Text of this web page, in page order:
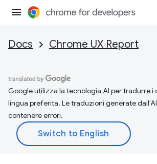
Docs Chrome UX Report
Google utilizza la tecnologia AI per tradurre i
lingua preferita. Le traduzioni generate
contenere errori.